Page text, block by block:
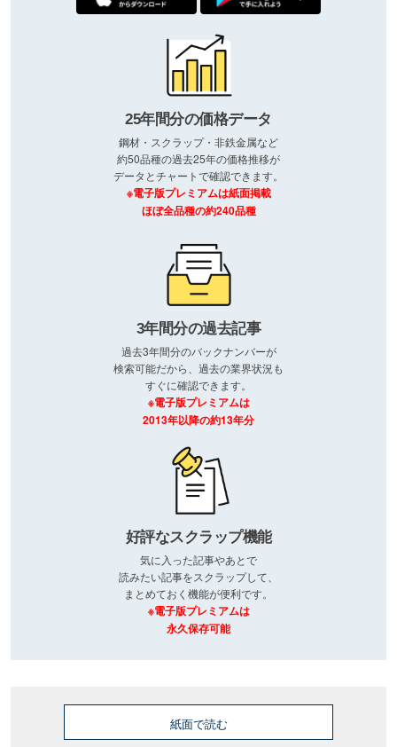
25年間分の価格データ
鋼材・スクラップ・非鉄金属など
約50品種の過去25年の価格推移が
データとチャートで確認できます。
※電子版プレミアムは紙面掲載
ほぼ全品種の約240品種
3年間分の過去記事
過去3年間分のバックナンバーが
検索可能だから、過去の業界状況も
すぐに確認できます。
※電子版プレミアムは
2013年以降の約13年分
好評なスクラップ機能
気に入った記事やあとで
読みたい記事をスクラップして、
まとめておく機能が便利です。
※電子版プレミアムは
永久保存可能
紙面で読む